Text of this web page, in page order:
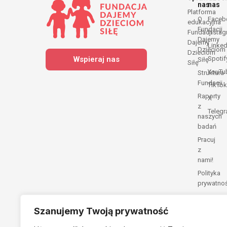
Szanujemy Twoją prywatność
Wspieraj nas
Platforma
edukacyjna
Fundacji
Dajemy
Dzieciom
Siłę
nas
O
Fundacji
Dajemy
Dzieciom
Siłę
Struktura
Fundacji
Raporty
z
naszych
badań
Pracuj
z
nami!
Polityka
nas
TikTok
X